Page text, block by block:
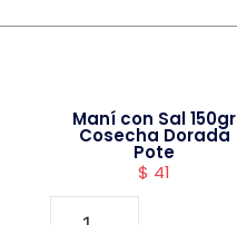
Maní con Sal 150gr
Cosecha Dorada
Pote
$ 41